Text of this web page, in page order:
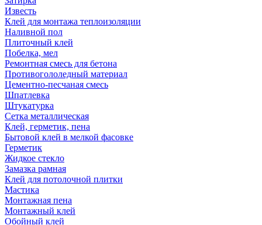
Известь
Клей для монтажа теплоизоляции
Наливной пол
Плиточный клей
Побелка, мел
Ремонтная смесь для бетона
Противогололедный материал
Цементно-песчаная смесь
Шпатлевка
Штукатурка
Сетка металлическая
Клей, герметик, пена
Бытовой клей в мелкой фасовке
Герметик
Жидкое стекло
Замазка рамная
Клей для потолочной плитки
Мастика
Монтажная пена
Монтажный клей
Обойный клей